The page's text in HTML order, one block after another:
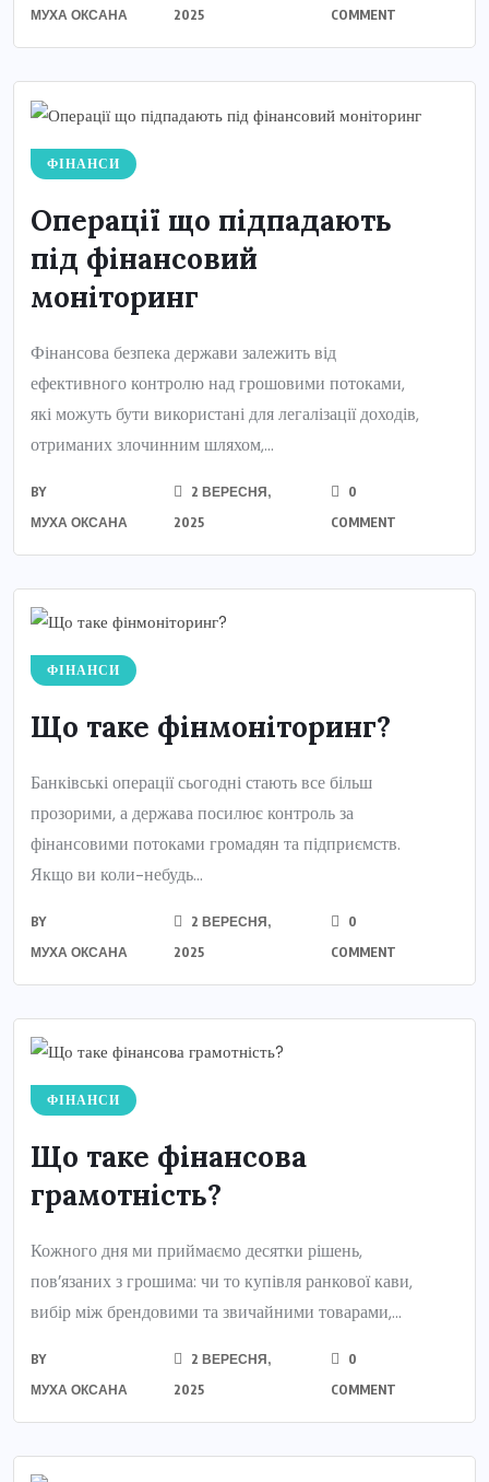
МУХА ОКСАНА
2025
COMMENT
ФІНАНСИ
Операції що підпадають
під фінансовий
моніторинг
Фінансова безпека держави залежить від
ефективного контролю над грошовими потоками,
які можуть бути використані для легалізації доходів,
отриманих злочинним шляхом,...
BY
МУХА ОКСАНА
2 ВЕРЕСНЯ,
2025
0
COMMENT
ФІНАНСИ
Що таке фінмоніторинг?
Банківські операції сьогодні стають все більш
прозорими, а держава посилює контроль за
фінансовими потоками громадян та підприємств.
Якщо ви коли-небудь...
BY
МУХА ОКСАНА
2 ВЕРЕСНЯ,
2025
0
COMMENT
ФІНАНСИ
Що таке фінансова
грамотність?
Кожного дня ми приймаємо десятки рішень,
пов’язаних з грошима: чи то купівля ранкової кави,
вибір між брендовими та звичайними товарами,...
BY
МУХА ОКСАНА
2 ВЕРЕСНЯ,
2025
0
COMMENT